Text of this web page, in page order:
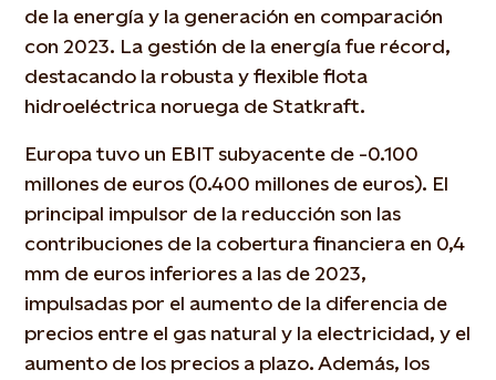
de la energía y la generación en comparación
con 2023. La gestión de la energía fue récord,
destacando la robusta y flexible flota
hidroeléctrica noruega de Statkraft.
Europa tuvo un EBIT subyacente de -0.100
millones de euros (0.400 millones de euros). El
principal impulsor de la reducción son las
contribuciones de la cobertura financiera en 0,4
mm de euros inferiores a las de 2023,
impulsadas por el aumento de la diferencia de
precios entre el gas natural y la electricidad, y el
aumento de los precios a plazo. Además, los